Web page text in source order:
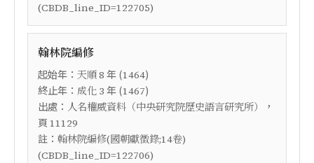
(CBDB_line_ID=122705)
翰林院編修
起始年： 天順8 年 (1464)
終止年： 成化 3 年 (1467)
出處： 人名權威資料（中央研究院歷史語言研究所）
，
頁 11129
註： 翰林院編修(國朝獻徵錄;14卷)
(CBDB_line_ID=122706)